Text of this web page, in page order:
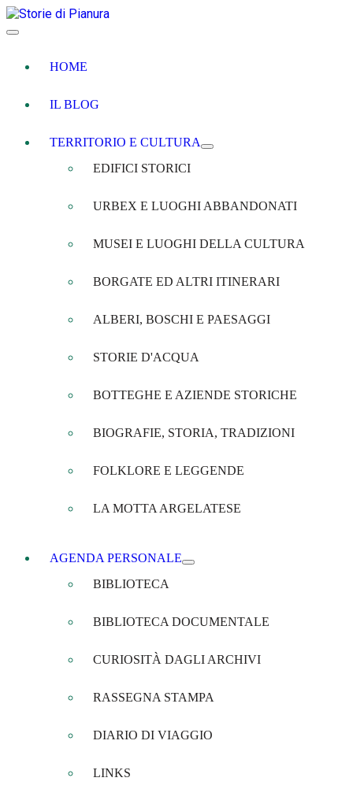
HOME
IL BLOG
TERRITORIO E CULTURA
EDIFICI STORICI
URBEX E LUOGHI ABBANDONATI
MUSEI E LUOGHI DELLA CULTURA
BORGATE ED ALTRI ITINERARI
ALBERI, BOSCHI E PAESAGGI
STORIE D'ACQUA
BOTTEGHE E AZIENDE STORICHE
BIOGRAFIE, STORIA, TRADIZIONI
FOLKLORE E LEGGENDE
LA MOTTA ARGELATESE
AGENDA PERSONALE
BIBLIOTECA
BIBLIOTECA DOCUMENTALE
CURIOSITÀ DAGLI ARCHIVI
RASSEGNA STAMPA
DIARIO DI VIAGGIO
LINKS